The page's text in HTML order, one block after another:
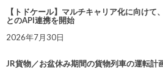
【トドケール】マルチキャリア化に向け
とのAPI連携を開始
2026年7月30日
JR貨物／お盆休み期間の貨物列車の運転計